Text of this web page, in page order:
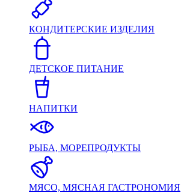
КОНДИТЕРСКИЕ ИЗДЕЛИЯ
ДЕТСКОЕ ПИТАНИЕ
НАПИТКИ
РЫБА, МОРЕПРОДУКТЫ
МЯСО, МЯСНАЯ ГАСТРОНОМИЯ